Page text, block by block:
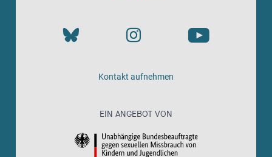
Kontakt aufnehmen
EIN ANGEBOT VON